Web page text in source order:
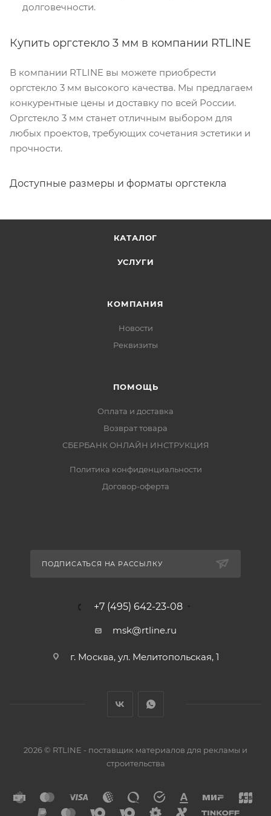
долговечности.
Купить оргстекло 3 мм в компании RTLINE
В компании RTLINE вы можете приобрести
оргстекло 3 мм высокого качества. Мы предлагаем
конкурентные цены и доставку по всей России.
Оргстекло 3 мм станет отличным выбором для
любых проектов, требующих сочетания эстетики и
прочности.
Доступные размеры и форматы оргстекла
КАТАЛОГ
УСЛУГИ
КОМПАНИЯ
Новости
Реквизиты
ПОМОЩЬ
Оплата и доставка
Возврат товара
СБЕРБАНК ОНЛАЙН ИНСТРУКЦИЯ
Политика конфиденциальности
Договор-оферта
ПОДПИСАТЬСЯ НА РАССЫЛКУ
+7 (495) 642-23-08
msk@rtline.ru
г. Москва, ул. Мелитопольская, 1
2026 © RTLINE - поставщик материалов для рекламы и
строительства